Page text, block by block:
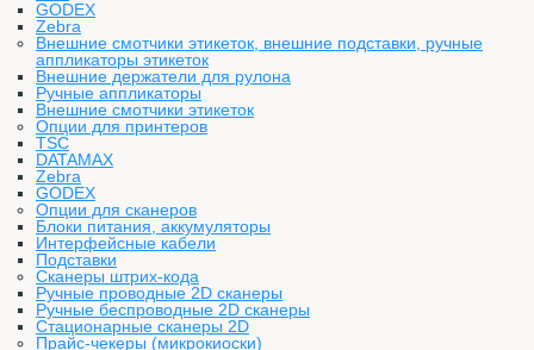
GODEX
Zebra
Внешние смотчики этикеток, внешние подставки, ручные
аппликаторы этикеток
Внешние держатели для рулона
Ручные аппликаторы
Внешние смотчики этикеток
Опции для принтеров
TSC
DATAMAX
Zebra
GODEX
Опции для сканеров
Блоки питания, аккумуляторы
Интерфейсные кабели
Подставки
Сканеры штрих-кода
Ручные проводные 2D сканеры
Ручные беспроводные 2D сканеры
Стационарные сканеры 2D
Прайс-чекеры (микрокиоски)